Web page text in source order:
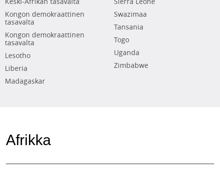
Kongon demokraattinen
tasavalta
Kongon demokraattinen
tasavalta
Lesotho
Liberia
Madagaskar
Swazimaa
Tansania
Togo
Uganda
Zimbabwe
Afrikka